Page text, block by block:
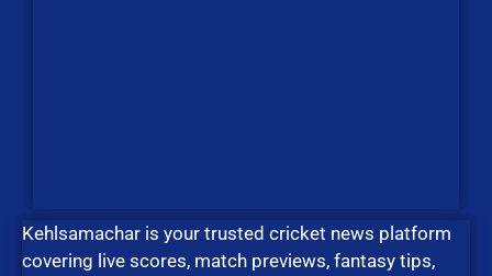
Kehlsamachar is your trusted cricket news platform
covering live scores, match previews, fantasy tips,